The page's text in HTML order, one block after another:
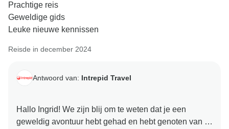
Prachtige reis
Geweldige gids
Leuke nieuwe kennissen
Reisde in december 2024
Antwoord van: Intrepid Travel
Hallo Ingrid! We zijn blij om te weten dat je een
geweldig avontuur hebt gehad en hebt genoten van je